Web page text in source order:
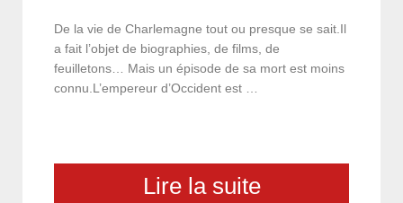
De la vie de Charlemagne tout ou presque se sait.Il
a fait l’objet de biographies, de films, de
feuilletons… Mais un épisode de sa mort est moins
connu.L’empereur d’Occident est …
Lire la suite